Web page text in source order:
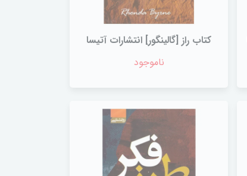
کتاب راز [گالینگور] انتشارات آتیسا
ناموجود